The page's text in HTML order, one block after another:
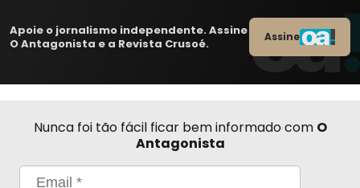
Apoie o jornalismo independente. Assine
O Antagonista e a Revista Crusoé.
Assine
Nunca foi tão fácil ficar bem informado com O
Antagonista